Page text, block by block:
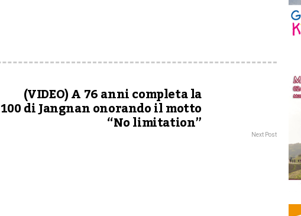
(VIDEO) A 76 anni completa la
100 di Jangnan onorando il motto
“No limitation” Next Post